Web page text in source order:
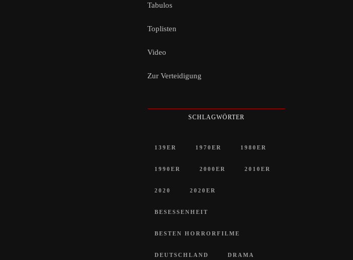
Tabulos
Toplisten
Video
Zur Verteidigung
SCHLAGWÖRTER
139ER 1970ER 1980ER
1990ER 2000ER 2010ER
2020 2020ER
BESESSENHEIT
BESTEN HORRORFILME
DEUTSCHLAND DRAMA